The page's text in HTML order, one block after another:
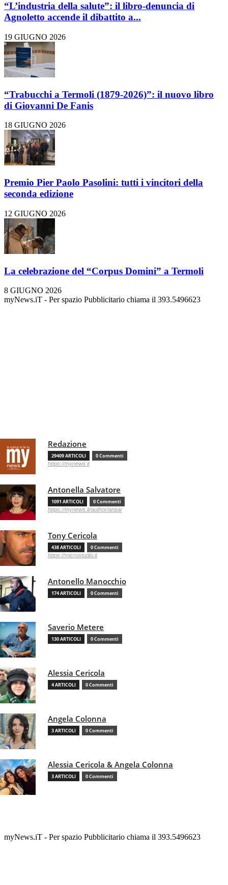
“L’industria della salute”: il libro-denuncia di
Agnoletto accende il dibattito a...
19 GIUGNO 2026
“Trabucchi a Termoli (1879-2026)”: il nuovo libro
di Giovanni De Fanis
18 GIUGNO 2026
Premio Pier Paolo Pasolini: tutti i vincitori della
seconda edizione
12 GIUGNO 2026
La celebrazione del “Corpus Domini” a Termoli
8 GIUGNO 2026
myNews.iT - Per spazio Pubblicitario chiama il 393.5496623
Redazione
29409 ARTICOLI 0 Commenti
https://mynews.it
Antonella Salvatore
1091 ARTICOLI 0 Commenti
https://mynews.it/author/ansa/
Tony Cericola
438 ARTICOLI 0 Commenti
https://microstudio.it
Antonello Manocchio
174 ARTICOLI 0 Commenti
Saverio Metere
130 ARTICOLI 0 Commenti
Alessia Cericola
4 ARTICOLI 0 Commenti
Angela Colonna
3 ARTICOLI 0 Commenti
Alessia Cericola & Angela Colonna
3 ARTICOLI 0 Commenti
myNews.iT - Per spazio Pubblicitario chiama il 393.5496623